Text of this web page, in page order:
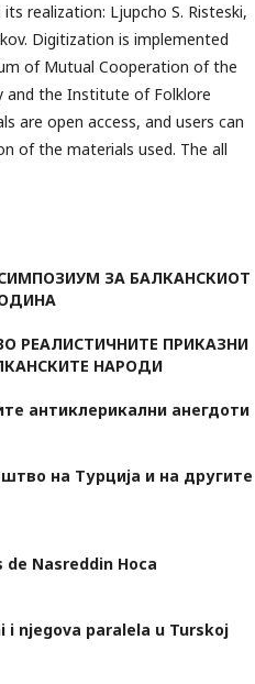
realization: Ljupcho S. Risteski,
Digitization is implemented
of Mutual Cooperation of the
the Institute of Folklore
are open access, and users can
of the materials used. The all
ЗА БАЛКАНСКИОТ
РЕАЛИСТИЧНИТЕ ПРИКАЗНИ
НАРОДИ
антиклерикални анегдоти
на Турција и на другите
de Nasreddin Носа
i njegova paralela u Turskoj